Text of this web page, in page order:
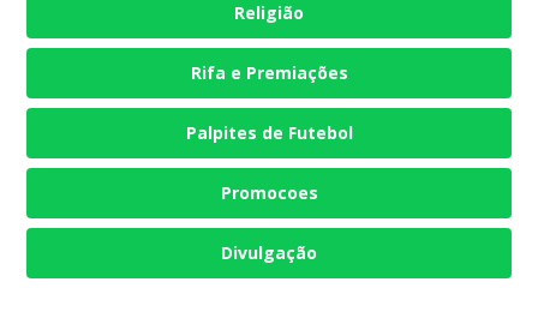
Religião
Rifa e Premiações
Palpites de Futebol
Promocoes
Divulgação